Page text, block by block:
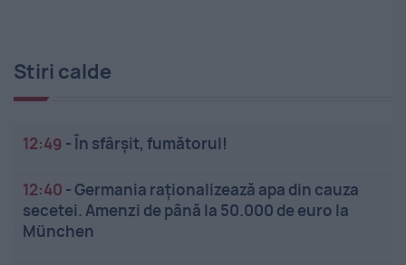
Stiri calde
12:49 -În sfârșit, fumătorul!
12:40 -Germania raționalizează apa din cauza
secetei. Amenzi de până la 50.000 de euro la
München